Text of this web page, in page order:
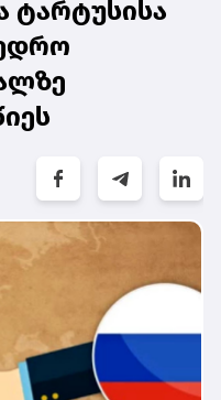
ტარტუსისა